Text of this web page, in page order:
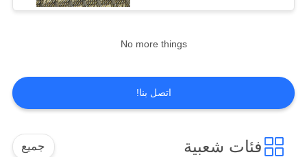
لفة أرضيات الفينيل
التجارية
11
No more things
اتصل بنا!
فئات شعبية جميع